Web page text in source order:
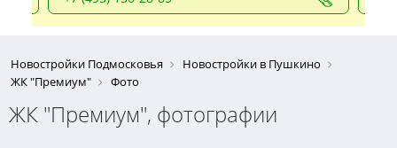
Новостройки Подмосковья
Новостройки в Пушкино
ЖК "Премиум"
Фото
ЖК "Премиум", фотографии